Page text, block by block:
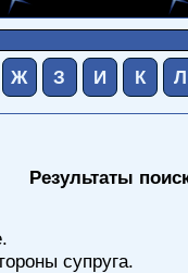
Ж З И К Л
Результаты
супруга.